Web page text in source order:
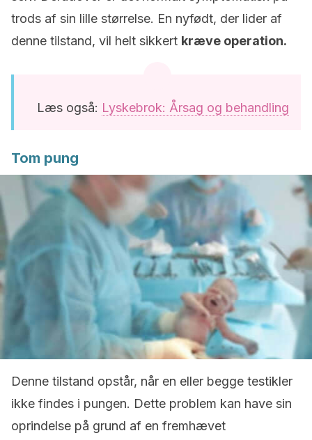
trods af sin lille størrelse. En nyfødt, der lider af
denne tilstand, vil helt sikkert kræve operation.
Læs også: Lyskebrok: Årsag og behandling
Tom pung
Denne tilstand opstår, når en eller begge testikler
ikke findes i pungen. Dette problem kan have sin
oprindelse på grund af en fremhævet